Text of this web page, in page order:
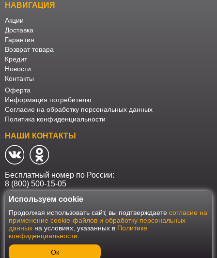
НАВИГАЦИЯ
Акции
Доставка
Гарантия
Возврат товара
Кредит
Новости
Контакты
Оферта
Информация потребителю
Согласие на обработку персональных данных
Политика конфиденциальности
НАШИ КОНТАКТЫ
Бесплатный номер по России:
8 (800) 500-15-05
Наш интернет-магазин работает в соответствии с требованиями
Федерального закона от 27 июля 2006 года №152-ФЗ "О персональных
данных". Оформить заказ на сайте Мебеласка возможно только при
наличии согласия на обработку Ваших персональных данных. Для
улучшения работы сайта и его взаимодействия с пользователями мы
соглашаетесь с использованием cookie.
Используем cookie
Продолжая использовать сайт, вы подтверждаете согласие на
применение cookie-файлов и обработку персональных
данных на условиях, указанных в Политике
конфиденциальности
Ок